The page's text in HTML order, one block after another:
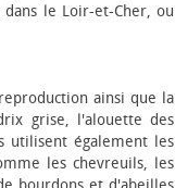
le Loir-et-Cher, ou
ainsi que la
grise, l'alouette des
utilisent également les
les chevreuils, les